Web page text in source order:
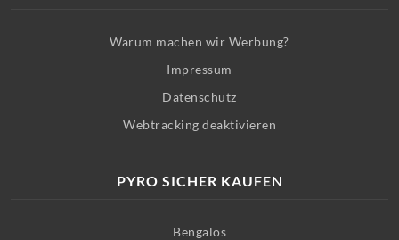
Warum machen wir Werbung?
Impressum
Datenschutz
Webtracking deaktivieren
PYRO SICHER KAUFEN
Bengalos